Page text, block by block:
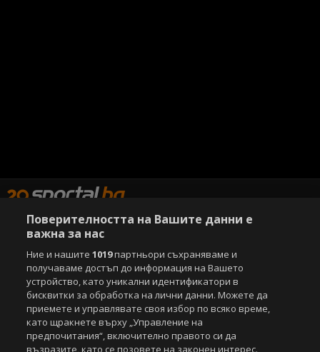
Copyright © 2007-2026 Агенция Спортал. Всички права запазени.
Този уебсайт е собственост на
Sportal Media Group
За нас За рекламa
Общи условия
Етични правила на НСС
Лични данни
Управление на предпочитания
Съдържанието на този уеб сайт и технологиите, използвани в него, са
Поверителността на Вашите данни е
важна за нас
Ние и нашите1019партньори съхраняваме и
получаваме достъп до информация на Вашето
устройство, като уникални идентификатори в
бисквитки за обработка на лични данни. Можете да
приемете и управлявате своя избор по всяко време,
като щракнете върху „Управление на
предпочитания“, включително правото си да
възразите, като се позовете на законен интерес.